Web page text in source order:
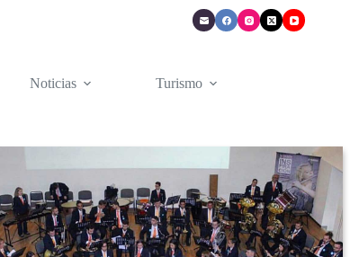
Noticias Turismo